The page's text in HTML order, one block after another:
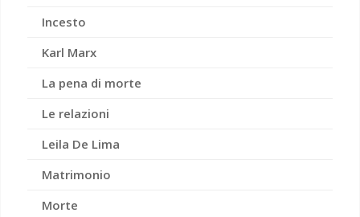
Incesto
Karl Marx
La pena di morte
Le relazioni
Leila De Lima
Matrimonio
Morte